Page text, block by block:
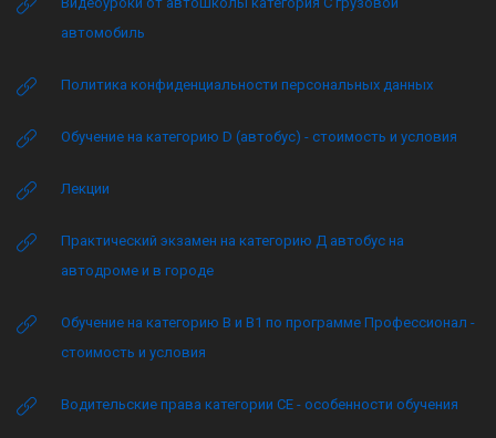
автомобиль
Политика конфиденциальности персональных данных
Обучение на категорию D (автобус) - стоимость и условия
Лекции
Практический экзамен на категорию Д автобус на
автодроме и в городе
Обучение на категорию B и B1 по программе Профессионал -
стоимость и условия
Водительские права категории CE - особенности обучения